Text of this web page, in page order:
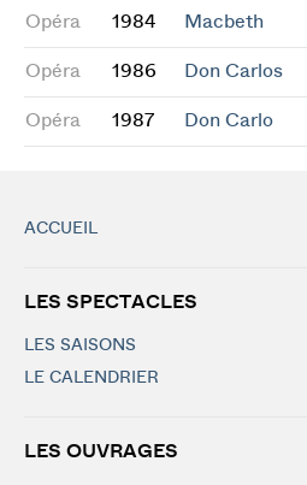
Opéra 1984 Macbeth
Opéra 1986 Don Carlos
Opéra 1987 Don Carlo
ACCUEIL
LES SPECTACLES
LES SAISONS
LE CALENDRIER
LES OUVRAGES